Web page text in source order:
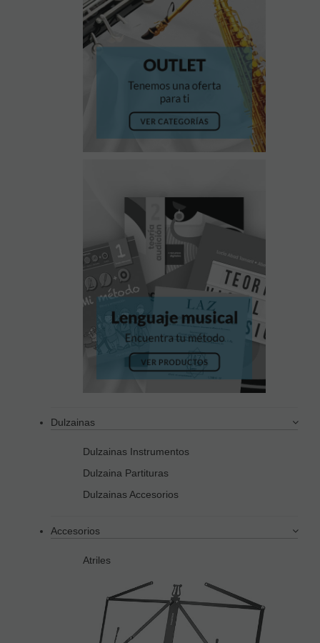
Dulzainas
Dulzainas Instrumentos
Dulzaina Partituras
Dulzainas Accesorios
Accesorios
Atriles